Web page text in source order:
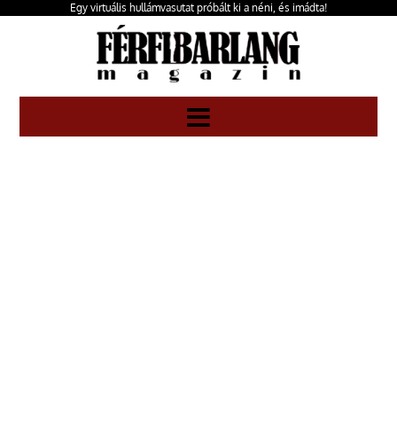
Egy virtuális hullámvasutat próbált ki a néni, és imádta!